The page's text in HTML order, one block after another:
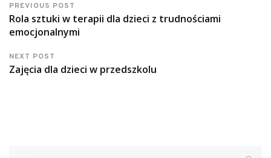
PREVIOUS POST
Rola sztuki w terapii dla dzieci z trudnościami
emocjonalnymi
NEXT POST
Zajęcia dla dzieci w przedszkolu